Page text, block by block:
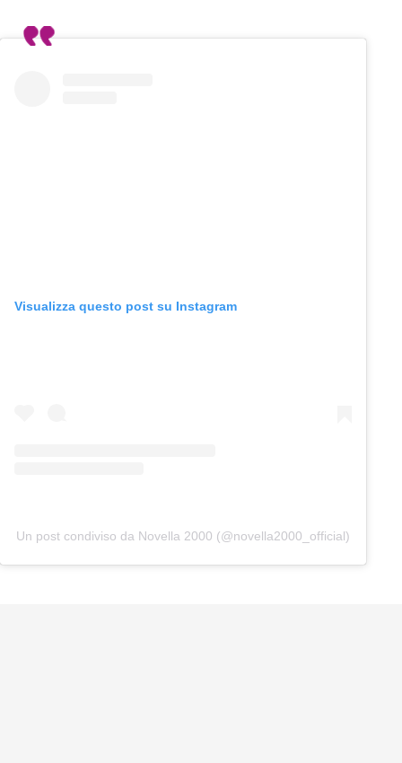
Visualizza questo post su Instagram
Un post condiviso da Novella 2000 (@novella2000_official)